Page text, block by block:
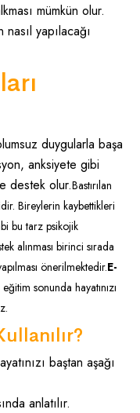
mümkün olur.
yapılacağı
duygularla başa
anksiyete gibi
destek olur.Bastırılan
Bireylerin kaybettikleri
bu tarz psikojik
alınması birinci sırada
önerilmektedir.E-
sonunda hayatınızı
baştan aşağı
anlatılır.